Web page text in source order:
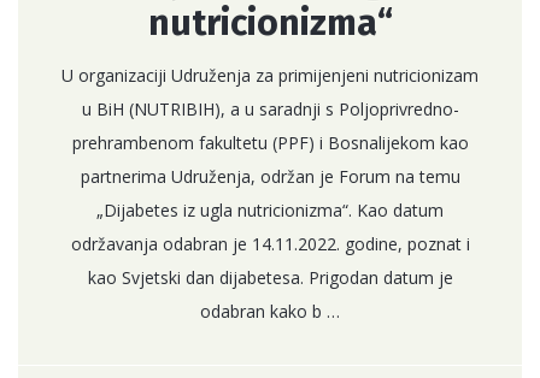
nutricionizma“
U organizaciji Udruženja za primijenjeni nutricionizam
u BiH (NUTRIBIH), a u saradnji s Poljoprivredno-
prehrambenom fakultetu (PPF) i Bosnalijekom kao
partnerima Udruženja, održan je Forum na temu
„Dijabetes iz ugla nutricionizma“. Kao datum
održavanja odabran je 14.11.2022. godine, poznat i
kao Svjetski dan dijabetesa. Prigodan datum je
odabran kako b …